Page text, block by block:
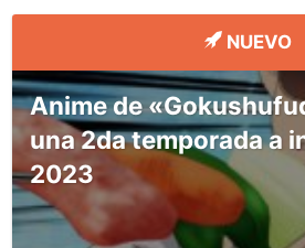
NUEVO
Anime de
una 2da temporada a
2023